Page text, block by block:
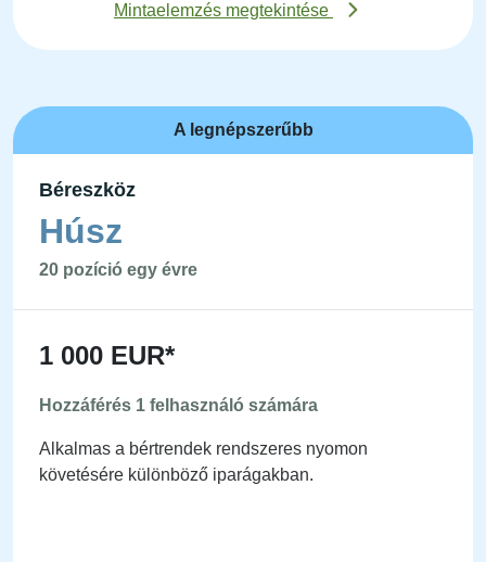
Mintaelemzés megtekintése
A legnépszerűbb
Béreszköz
Húsz
20 pozíció egy évre
1 000 EUR*
Hozzáférés 1 felhasználó számára
Alkalmas a bértrendek rendszeres nyomon
követésére különböző iparágakban.